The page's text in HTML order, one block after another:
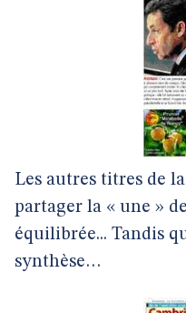
Les autres titres de
partager la « une »
équilibrée... Tandis
synthèse…